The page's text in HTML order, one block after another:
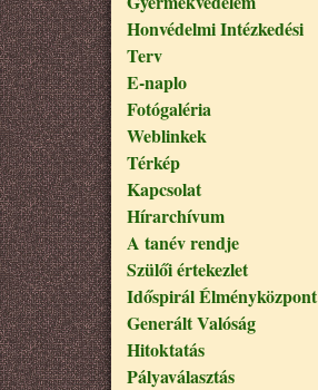
Honvédelmi Intézkedési
Terv
E-naplo
Fotógaléria
Weblinkek
Térkép
Kapcsolat
Hírarchívum
A tanév rendje
Szülői értekezlet
Időspirál Élményközpont
Generált Valóság
Hitoktatás
Pályaválasztás